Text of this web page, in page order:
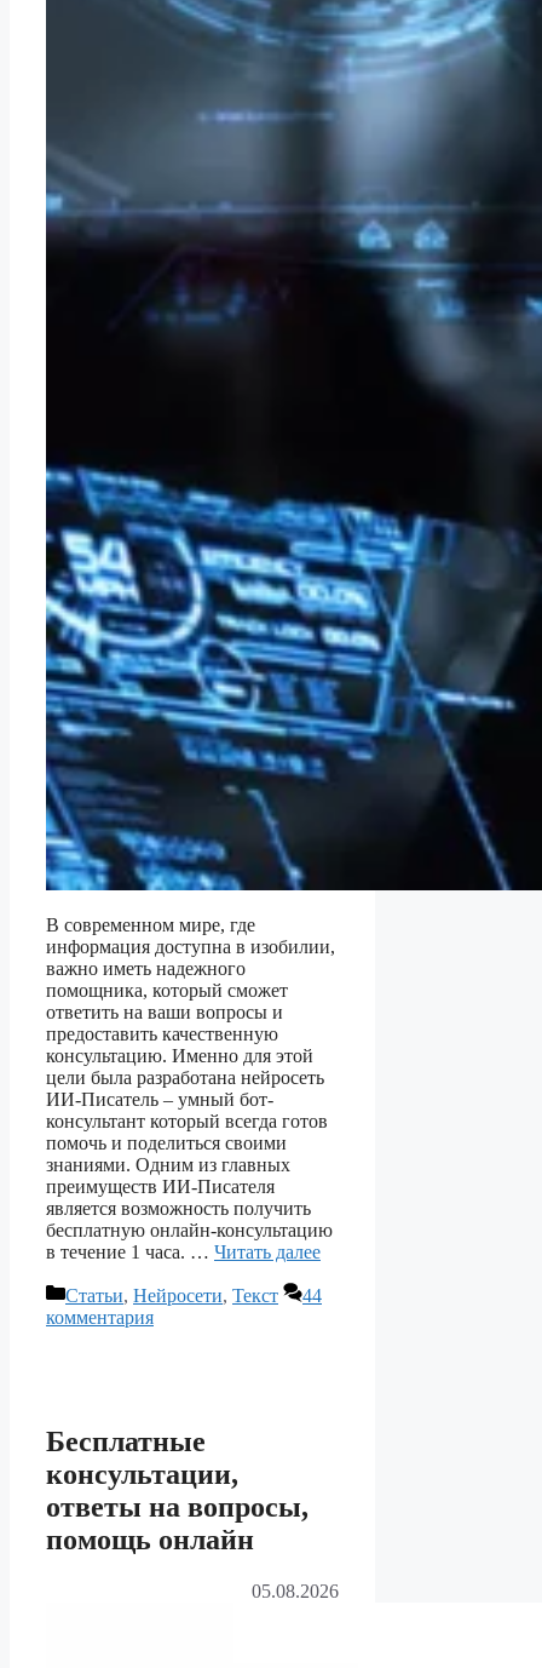
В современном мире, где
информация доступна в изобилии,
важно иметь надежного
помощника, который сможет
ответить на ваши вопросы и
предоставить качественную
консультацию. Именно для этой
цели была разработана нейросеть
ИИ-Писатель – умный бот-
консультант который всегда готов
помочь и поделиться своими
знаниями. Одним из главных
преимуществ ИИ-Писателя
является возможность получить
бесплатную онлайн-консультацию
в течение 1 часа. … Читать далее
Рубрики
Статьи, Нейросети, Текст
44
комментария
Бесплатные
консультации,
ответы на вопросы,
помощь онлайн
05.08.2026